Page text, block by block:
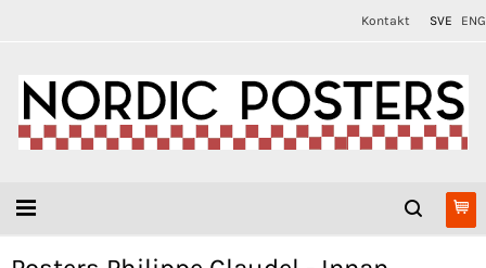
Kontakt SVE ENG